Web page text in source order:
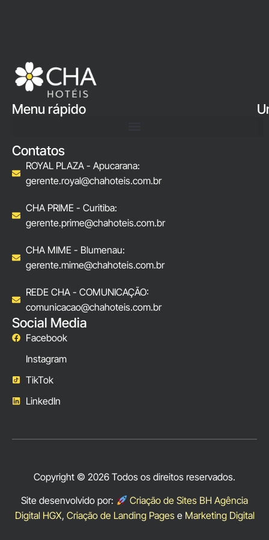
Menu rápido
Contatos
ROYAL PLAZA - Apucarana:
gerente.royal@chahoteis.com.br
CHA PRIME - Curitiba:
gerente.prime@chahoteis.com.br
CHA MIME - Blumenau:
gerente.mime@chahoteis.com.br
REDE CHA - COMUNICAÇÃO:
comunicacao@chahoteis.com.br
Social Media
Facebook
Instagram
TikTok
LinkedIn
Copyright © 2026 Todos os direitos reservados.
Site desenvolvido por:
Criação de Sites BH Agência
Digital HGX, Criação de Landing Pagese Marketing Digital